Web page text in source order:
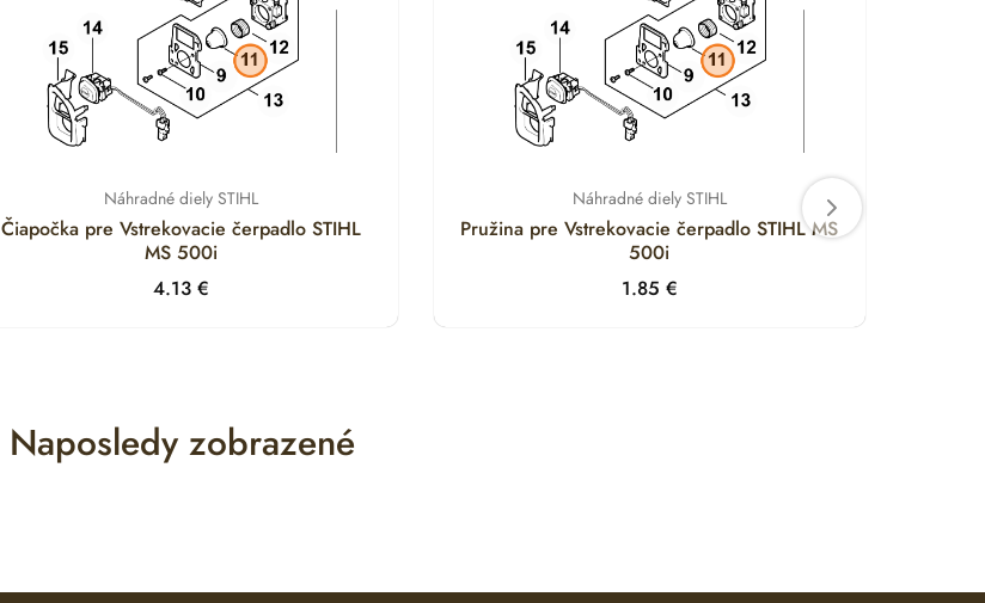
Náhradné diely STIHL
Čiapočka pre Vstrekovacie čerpadlo STIHL
MS 500i
4.13€
Náhradné diely STIHL
Pružina pre Vstrekovacie čerpadlo STIHL MS
500i
1.85 €
Naposledy zobrazené